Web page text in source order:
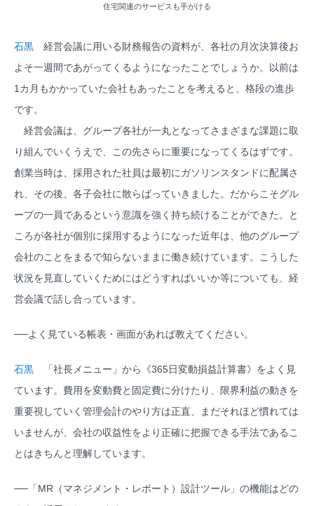
住宅関連のサービスも手がける
石黒 経営会議に用いる財務報告の資料が、各社の月次決算後お
よそ一週間であがってくるようになったことでしょうか。以前は
1カ月もかかっていた会社もあったことを考えると、格段の進歩
です。
経営会議は、グループ各社が一丸となってさまざまな課題に取
り組んでいくうえで、この先さらに重要になってくるはずです。
創業当時は、採用された社員は最初にガソリンスタンドに配属さ
れ、その後、各子会社に散らばっていきました。だからこそグル
ープの一員であるという意識を強く持ち続けることができた。と
ころが各社が個別に採用するようになった近年は、他のグループ
会社のことをまるで知らないままに働き続けています。こうした
状況を見直していくためにはどうすればいいか等についても、経
営会議で話し合っています。
──よく見ている帳表・画面があれば教えてください。
石黒 「社長メニュー」から《365日変動損益計算書》をよく見
ています。費用を変動費と固定費に分けたり、限界利益の動きを
重要視していく管理会計のやり方は正直、まだそれほど慣れては
いませんが、会社の収益性をより正確に把握できる手法であるこ
とはきちんと理解しています。
──「MR（マネジメント・レポート）設計ツール」の機能はどの